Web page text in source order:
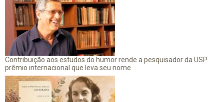
Contribuição aos estudos do humor rende a pesquisador da USP
prêmio internacional que leva seu nome